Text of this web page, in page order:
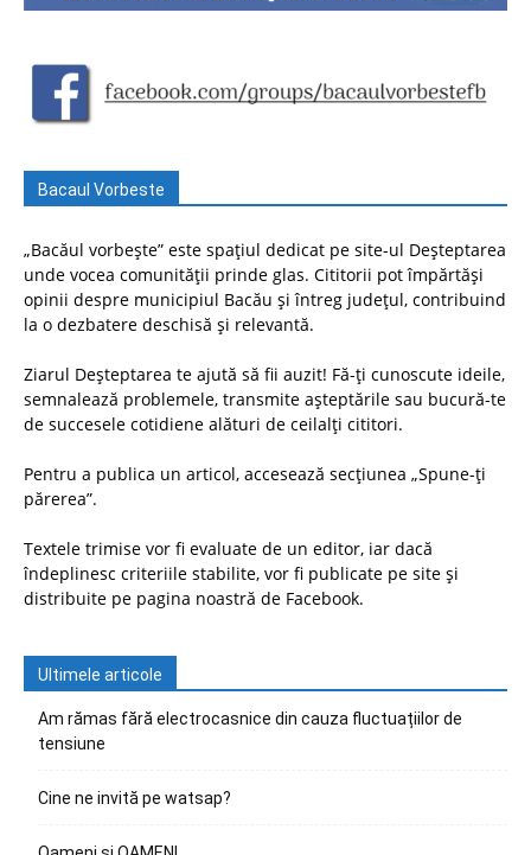
Bacaul Vorbeste
„Bacăul vorbește” este spațiul dedicat pe site-ul Deșteptarea
unde vocea comunității prinde glas. Cititorii pot împărtăși
opinii despre municipiul Bacău și întreg județul, contribuind
la o dezbatere deschisă și relevantă.
Ziarul Deșteptarea te ajută să fii auzit! Fă-ți cunoscute ideile,
semnalează problemele, transmite așteptările sau bucură-te
de succesele cotidiene alături de ceilalți cititori.
Pentru a publica un articol, accesează secțiunea „Spune-ți
părerea”.
Textele trimise vor fi evaluate de un editor, iar dacă
îndeplinesc criteriile stabilite, vor fi publicate pe site și
distribuite pe pagina noastră de Facebook.
Ultimele articole
Am rămas fără electrocasnice din cauza fluctuațiilor de
tensiune
Cine ne invită pe watsap?